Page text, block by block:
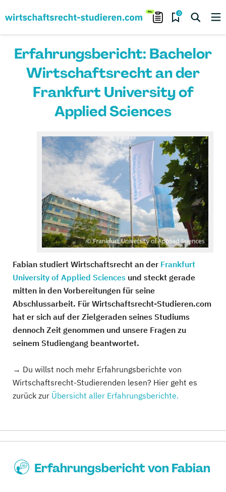
0
Erfahrungsbericht: Bachelor
Wirtschaftsrecht an der
Frankfurt University of
Applied Sciences
Fabian studiert Wirtschaftsrecht an der Frankfurt
University of Applied Sciences und steckt gerade
mitten in den Vorbereitungen für seine
Abschlussarbeit. Für Wirtschaftsrecht-Studieren.com
hat er sich auf der Zielgeraden seines Studiums
dennoch Zeit genommen und unsere Fragen zu
seinem Studiengang beantwortet.
→ Du willst noch mehr Erfahrungsberichte von
Wirtschaftsrecht-Studierenden lesen? Hier geht es
zurück zur Übersicht aller Erfahrungsberichte.
Erfahrungsbericht von Fabian